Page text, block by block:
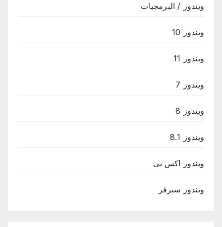
ويندوز / البرمجيات
ويندوز 10
ويندوز 11
ويندوز 7
ويندوز 8
ويندوز 8.1
ويندوز اكس بى
ويندوز سيرفر